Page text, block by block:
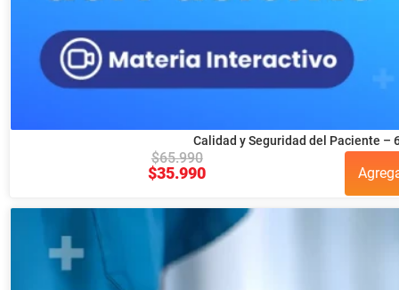
Calidad y Seguridad del Paciente –
$65.990
$35.990